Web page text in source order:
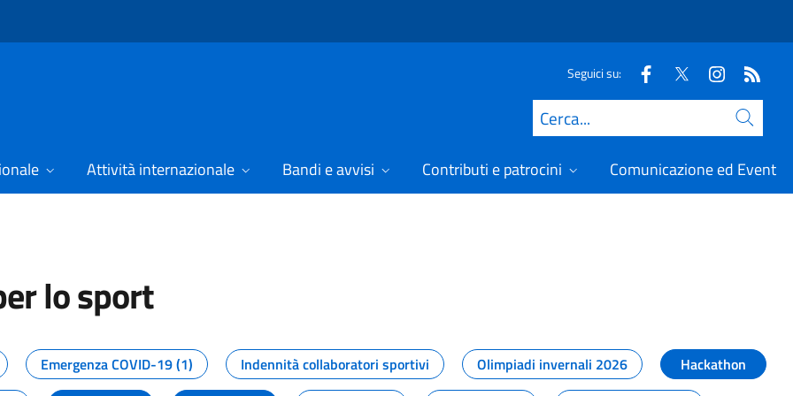
Seguici su:
Cerca
Attività internazionale Bandi e avvisi Contributi e patrocini Comunicazione ed Eventi
lo sport
dal Dipartimento per lo sport
Emergenza COVID-19 (1) Indennità collaboratori sportivi Olimpiadi invernali 2026
Hackathon